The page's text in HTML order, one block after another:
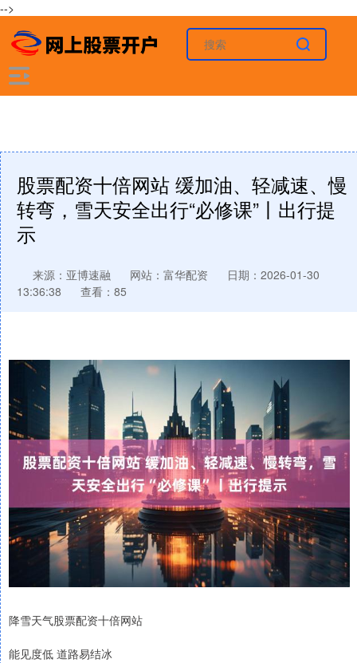
-->
股票配资十倍网站 缓加油、轻减速、慢
转弯，雪天安全出行“必修课”丨出行提
示
来源：亚博速融 网站：富华配资
日期：2026-01-30
13:36:38
查看：85
降雪天气股票配资十倍网站
能见度低 道路易结冰